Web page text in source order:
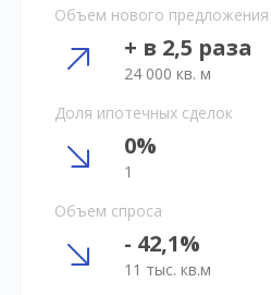
Объем нового предложения
+ в 2,5 раза
24 000 кв. м
Доля ипотечных сделок
0%
1
Объем спроса
- 42,1%
11 тыс. кв.м